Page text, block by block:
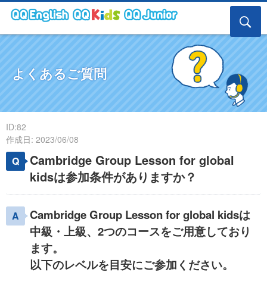
よくあるご質問
ID:82
作成日: 2023/06/08
Cambridge Group Lesson for global
kidsは参加条件がありますか？
Cambridge Group Lesson for global kidsは
中級・上級、2つのコースをご用意しており
ます。
以下のレベルを目安にご参加ください。